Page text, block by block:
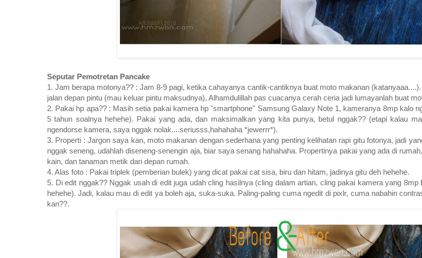
Seputar Pemotretan Pancake
1. Jam berapa motonya?? : Jam 8-9 pagi, ketika cahayanya cantik-cantiknya buat moto makanan
jalan depan pintu (mau keluar pintu maksudnya), Alhamdulillah pas cuacanya cerah ceria jadi lumayanlah buat
2. Pakai hp apa?? : Masih setia pakai kamera hp "smartphone" Samsung Galaxy Note 1, kameranya 8mp kalo
5 tahun soalnya hehehe). Pakai yang ada, dan maksimalkan yang kita punya, betul nggak?? (etapi kalau
ngendorse kamera, saya nggak nolak....seriusss,hahahaha *jewerrr*).
3. Properti : Jargon saya kan, moto makanan dengan sederhana yang penting kelihatan rapi gitu fotonya, jadi
nggak seneng, udahlah diseneng-senengin aja, biar saya senang hahahaha. Propertinya pakai yang ada di
kain, dan tanaman metik dari depan rumah.
4. Alas foto : Pakai triplek (pemberian bulek) yang dicat pakai cat sisa, biru dan hitam, jadinya gitu deh hehehe.
5. Di edit nggak?? Nggak usah di edit juga udah cling hasilnya (cling dalam artian, cling pakai kamera yang
hehehe). Jadi, kalau mau di edit ya boleh aja, suka-suka. Paling-paling cuma ngedit di pixlr, cuma nabahin
kan??.